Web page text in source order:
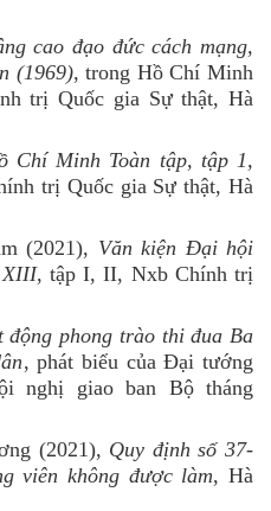
cao đạo đức cách mạng,
(1969), trong Hồ Chí Minh
trị Quốc gia Sự thật, Hà
Chí Minh Toàn tập, tập 1,
trị Quốc gia Sự thật, Hà
(2021), Văn kiện Đại hội
XIII, tập I, II, Nxb Chính trị
động phong trào thi đua Ba
, phát biểu của Đại tướng
nghị giao ban Bộ tháng
(2021), Quy định số 37-
viên không được làm, Hà